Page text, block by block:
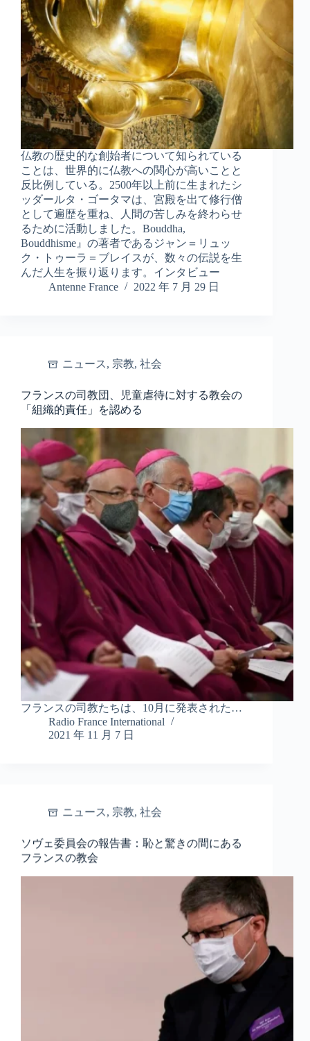
仏教の歴史的な創始者について知られている
ことは、世界的に仏教への関心が高いことと
反比例している。2500年以上前に生まれたシ
ッダールタ・ゴータマは、宮殿を出て修行僧
として遍歴を重ね、人間の苦しみを終わらせ
るために活動しました。Bouddha,
Bouddhisme』の著者であるジャン＝リュッ
ク・トゥーラ＝ブレイスが、数々の伝説を生
んだ人生を振り返ります。インタビュー
Antenne France
2022 年 7 月 29 日
ニュース , 宗教, 社会
フランスの司教団、児童虐待に対する教会の
「組織的責任」を認める
フランスの司教たちは、10月に発表された…
Radio France International
2021 年 11 月 7 日
ニュース , 宗教, 社会
ソヴェ委員会の報告書：恥と驚きの間にある
フランスの教会